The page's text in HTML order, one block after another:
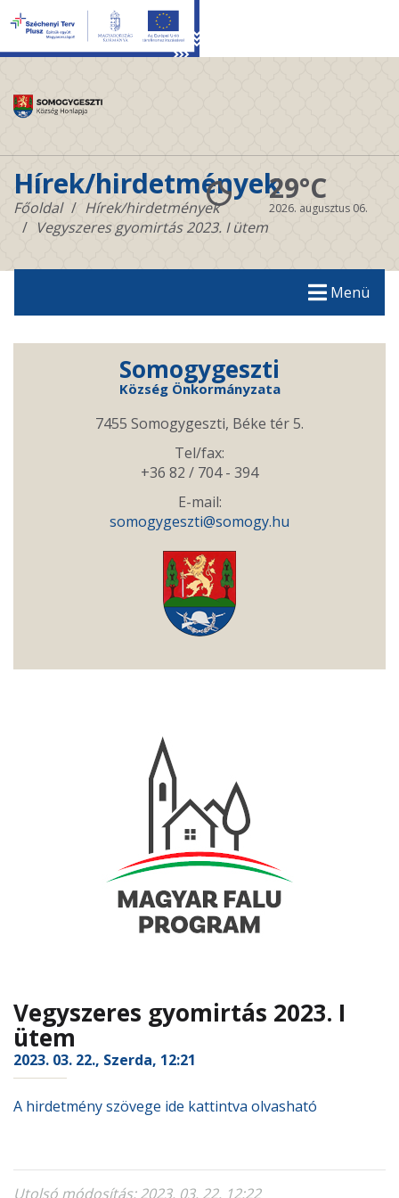
Hírek/hirdetmények
Főoldal
Hírek/hirdetmények
Vegyszeres gyomirtás 2023. I ütem
29°C
2026. augusztus 06.
Menü
Somogygeszti
Község Önkormányzata
7455 Somogygeszti, Béke tér 5.
Tel/fax:
+36 82 / 704 - 394
E-mail:
somogygeszti@somogy.hu
Vegyszeres gyomirtás 2023. I
ütem
2023. 03. 22., Szerda, 12:21
A hirdetmény szövege ide kattintva olvasható
Utolsó módosítás: 2023. 03. 22. 12:22